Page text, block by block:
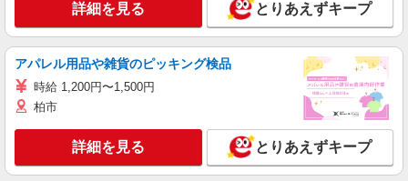
詳細を見る とりあえずキープ
アパレル用品や雑貨のピッキング検品
時給 1,200円〜1,500円
柏市
詳細を見る とりあえずキープ